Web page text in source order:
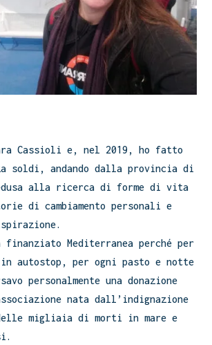
Cassioli e, nel 2019, ho fatto
soldi, andando dalla provincia di
alla ricerca di forme di vita
di cambiamento personali e
finanziato Mediterranea perché per
in autostop, per ogni pasto e notte
personalmente una donazione
nata dall’indignazione
migliaia di morti in mare e